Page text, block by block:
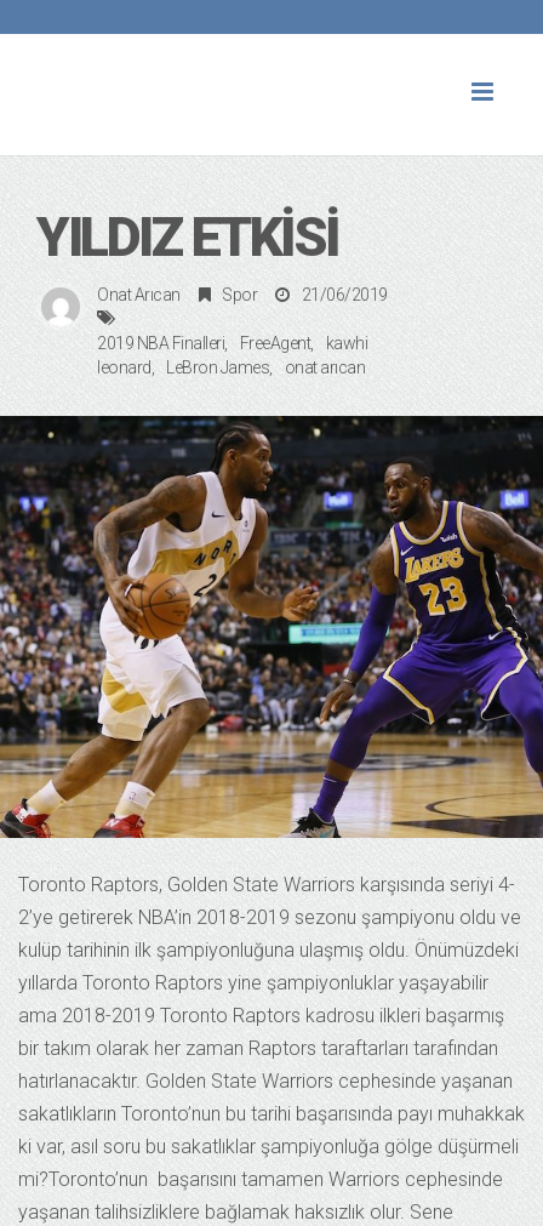
YILDIZ ETKISI
Onat Arıcan Spor 21/06/2019
2019 NBA Finalleri FreeAgent
kawhi
leonard
LeBron James onat arıcan
Toronto Raptors, Golden State Warriors karşısında seriyi 4-
2’ye getirerek NBA’in 2018-2019 sezonu şampiyonu oldu ve
kulüp tarihinin ilk şampiyonluğuna ulaşmış oldu. Önümüzdeki
yıllarda Toronto Raptors yine şampiyonluklar yaşayabilir
ama 2018-2019 Toronto Raptors kadrosu ilkleri başarmış
bir takım olarak her zaman Raptors taraftarları tarafından
hatırlanacaktır. Golden State Warriors cephesinde yaşanan
sakatlıkların Toronto’nun bu tarihi başarısında payı muhakkak
ki var, asıl soru bu sakatlıklar şampiyonluğa gölge düşürmeli
mi?Toronto’nun başarısını tamamen Warriors cephesinde
yaşanan talihsizliklere bağlamak haksızlık olur. Sene